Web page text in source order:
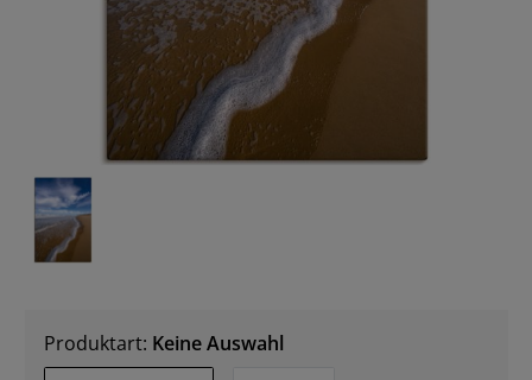
Produktart: Keine Auswahl